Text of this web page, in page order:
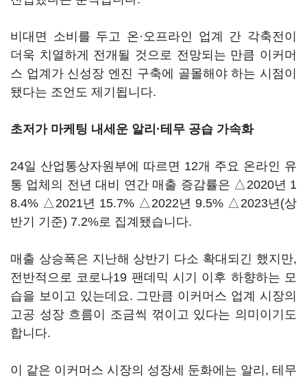
비대면 소비를 두고 온·오프라인 업계 간 각축전이
더욱 치열하게 전개될 것으로 전망되는 만큼 이커머
스 업계가 신성장 엔진 구축에 골몰해야 하는 시점이
됐다는 조언도 제기됩니다.
초저가 마케팅 내세운 알리·테무 공습 가속화
24일 산업통상자원부에 따르면 12개 주요 온라인 유
통 업체의 전년 대비 연간 매출 증감률은 △2020년 1
8.4% △2021년 15.7% △2022년 9.5% △2023년(상
반기 기준) 7.2%로 집계됐습니다.
매출 상승폭은 지난해 상반기 다소 확대되긴 했지만,
전반적으로 코로나19 팬데믹 시기 이후 하향하는 모
습을 보이고 있는데요. 그만큼 이커머스 업계 시장의
고공 성장 흐름이 조금씩 꺾이고 있다는 의미이기도
합니다.
이 같은 이커머스 시장의 성장세 둔화에는 알리, 테무